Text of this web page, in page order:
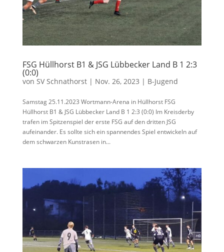
FSG Hüllhorst B1 & JSG Lübbecker Land B 1 2:3
(0:0)
von SV Schnathorst| Nov. 26, 2023 | B-Jugend
Samstag 25.11.2023 Wortmann-Arena in Hüllhorst FSG
Hüllhorst B1 & JSG Lübbecker Land B 1 2:3 (0:0) Im Kreisderby
trafen im Spitzenspiel der erste FSG auf den dritten JSG
aufeinander. Es sollte sich ein spannendes Spiel entwickeln auf
dem schwarzen Kunstrasen in...